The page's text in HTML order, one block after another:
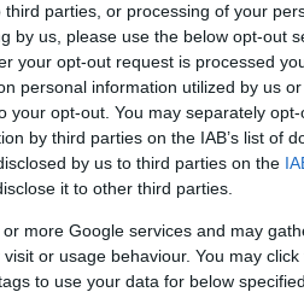
parties, or processing of your
by us, please use the below opt-out
your opt-out request is processed
personal information utilized by us
your opt-out. You may separately
by third parties on the IAB’s list of
by us to third parties on the
it to other third parties.
more Google services and may
or usage behaviour. You may
to use your data for below
.
ενός γκρεμού και η
λέει ότι δεν
κάνοντας λόγο για